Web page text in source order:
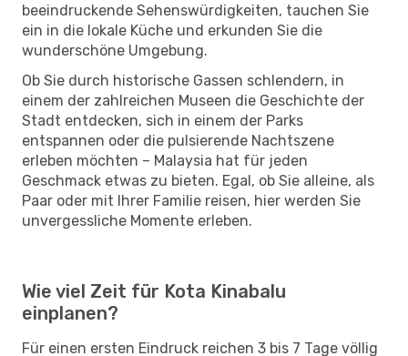
beeindruckende Sehenswürdigkeiten, tauchen Sie
ein in die lokale Küche und erkunden Sie die
wunderschöne Umgebung.
Ob Sie durch historische Gassen schlendern, in
einem der zahlreichen Museen die Geschichte der
Stadt entdecken, sich in einem der Parks
entspannen oder die pulsierende Nachtszene
erleben möchten – Malaysia hat für jeden
Geschmack etwas zu bieten. Egal, ob Sie alleine, als
Paar oder mit Ihrer Familie reisen, hier werden Sie
unvergessliche Momente erleben.
Wie viel Zeit für Kota Kinabalu
einplanen?
Für einen ersten Eindruck reichen 3 bis 7 Tage völlig